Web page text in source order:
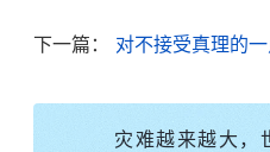
个组长还勉强，组里这
人可丢大了。我就跟带
下一篇： 对不接受真理的
灾难越来越大，